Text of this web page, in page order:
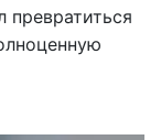
превратиться